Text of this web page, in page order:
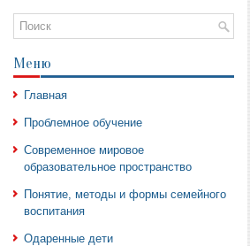
Меню
Главная
Проблемное обучение
Современное мировое
образовательное пространство
Понятие, методы и формы семейного
воспитания
Одаренные дети